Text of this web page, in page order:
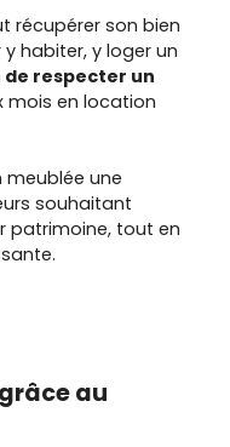
récupérer son bien
habiter, y loger un
respecter un
mois en location
une
souhaitant
patrimoine, tout en
au